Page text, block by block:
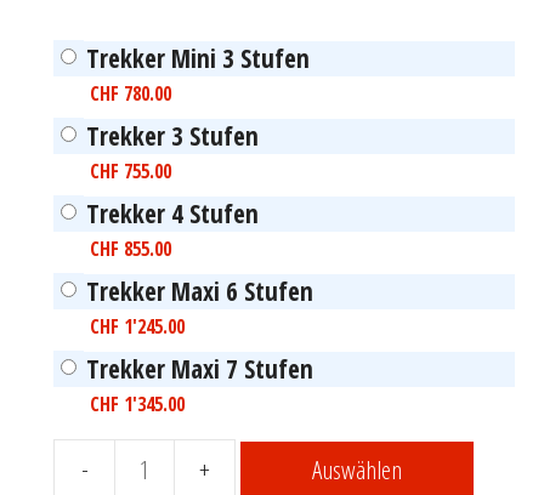
Trekker Mini 3 Stufen
CHF 780.00
Trekker 3 Stufen
CHF 755.00
Trekker 4 Stufen
CHF 855.00
Trekker Maxi 6 Stufen
CHF 1'245.00
Trekker Maxi 7 Stufen
CHF 1'345.00
Auswählen